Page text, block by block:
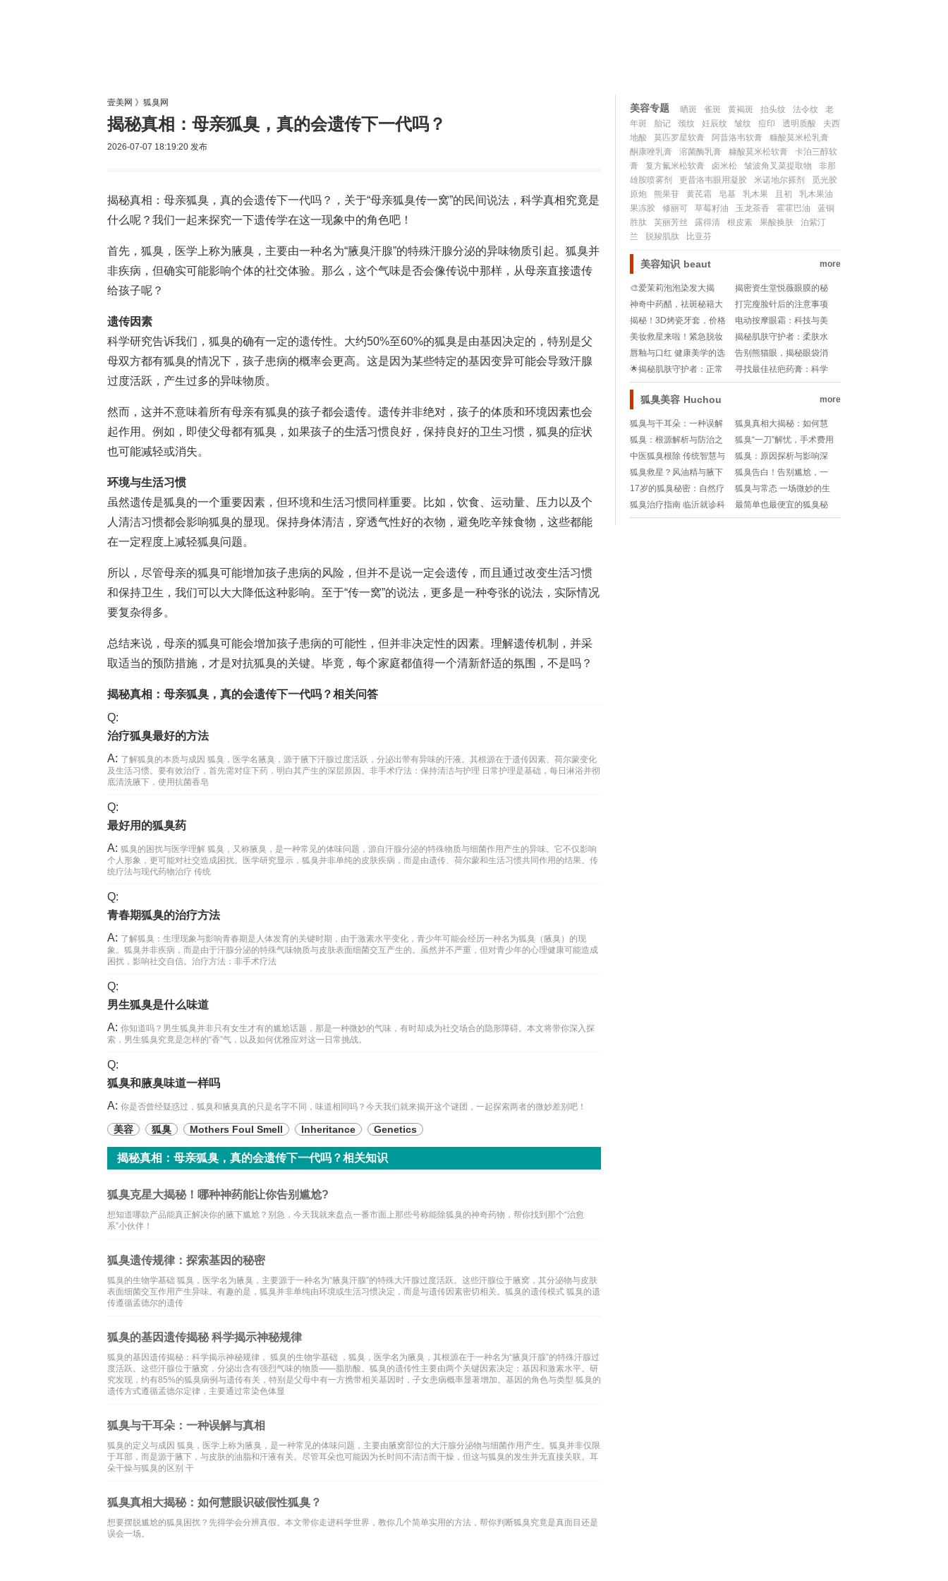
壹美网 》 狐臭网
揭秘真相：母亲狐臭，真的会遗传下一代吗？
2026-07-07 18:19:20 发布
揭秘真相：母亲狐臭，真的会遗传下一代吗？，关于“母亲狐臭传一窝”的民间说法，科学真相究竟是
什么呢？我们一起来探究一下遗传学在这一现象中的角色吧！
首先，狐臭，医学上称为腋臭，主要由一种名为“腋臭汗腺”的特殊汗腺分泌的异味物质引起。狐臭并
非疾病，但确实可能影响个体的社交体验。那么，这个气味是否会像传说中那样，从母亲直接遗传
给孩子呢？
遗传因素
科学研究告诉我们，狐臭的确有一定的遗传性。大约50%至60%的狐臭是由基因决定的，特别是父
母双方都有狐臭的情况下，孩子患病的概率会更高。这是因为某些特定的基因变异可能会导致汗腺
过度活跃，产生过多的异味物质。
然而，这并不意味着所有母亲有狐臭的孩子都会遗传。遗传并非绝对，孩子的体质和环境因素也会
起作用。例如，即使父母都有狐臭，如果孩子的生活习惯良好，保持良好的卫生习惯，狐臭的症状
也可能减轻或消失。
环境与生活习惯
虽然遗传是狐臭的一个重要因素，但环境和生活习惯同样重要。比如，饮食、运动量、压力以及个
人清洁习惯都会影响狐臭的显现。保持身体清洁，穿透气性好的衣物，避免吃辛辣食物，这些都能
在一定程度上减轻狐臭问题。
所以，尽管母亲的狐臭可能增加孩子患病的风险，但并不是说一定会遗传，而且通过改变生活习惯
和保持卫生，我们可以大大降低这种影响。至于“传一窝”的说法，更多是一种夸张的说法，实际情况
要复杂得多。
总结来说，母亲的狐臭可能会增加孩子患病的可能性，但并非决定性的因素。理解遗传机制，并采
取适当的预防措施，才是对抗狐臭的关键。毕竟，每个家庭都值得一个清新舒适的氛围，不是吗？
揭秘真相：母亲狐臭，真的会遗传下一代吗？相关问答
Q:
治疗狐臭最好的方法
A: 了解狐臭的本质与成因 狐臭，医学名腋臭，源于腋下汗腺过度活跃，分泌出带有异味的汗液。其根源在于遗传因素、荷尔蒙变化
及生活习惯。要有效治疗，首先需对症下药，明白其产生的深层原因。非手术疗法：保持清洁与护理 日常护理是基础，每日淋浴并彻
底清洗腋下，使用抗菌香皂
Q:
最好用的狐臭药
A: 狐臭的困扰与医学理解 狐臭，又称腋臭，是一种常见的体味问题，源自汗腺分泌的特殊物质与细菌作用产生的异味。它不仅影响
个人形象，更可能对社交造成困扰。医学研究显示，狐臭并非单纯的皮肤疾病，而是由遗传、荷尔蒙和生活习惯共同作用的结果。传
统疗法与现代药物治疗 传统
Q:
青春期狐臭的治疗方法
A: 了解狐臭：生理现象与影响青春期是人体发育的关键时期，由于激素水平变化，青少年可能会经历一种名为狐臭（腋臭）的现
象。狐臭并非疾病，而是由于汗腺分泌的特殊气味物质与皮肤表面细菌交互产生的。虽然并不严重，但对青少年的心理健康可能造成
困扰，影响社交自信。治疗方法：非手术疗法
Q:
男生狐臭是什么味道
A: 你知道吗？男生狐臭并非只有女生才有的尴尬话题，那是一种微妙的气味，有时却成为社交场合的隐形障碍。本文将带你深入探
索，男生狐臭究竟是怎样的“香”气，以及如何优雅应对这一日常挑战。
Q:
狐臭和腋臭味道一样吗
A: 你是否曾经疑惑过，狐臭和腋臭真的只是名字不同，味道相同吗？今天我们就来揭开这个谜团，一起探索两者的微妙差别吧！
美容 狐臭 Mothers Foul Smell Inheritance Genetics
揭秘真相：母亲狐臭，真的会遗传下一代吗？相关知识
狐臭克星大揭秘！哪种神药能让你告别尴尬?
想知道哪款产品能真正解决你的腋下尴尬？别急，今天我就来盘点一番市面上那些号称能除狐臭的神奇药物，帮你找到那个“治愈
系”小伙伴！
狐臭遗传规律：探索基因的秘密
狐臭的生物学基础 狐臭，医学名为腋臭，主要源于一种名为“腋臭汗腺”的特殊大汗腺过度活跃。这些汗腺位于腋窝，其分泌物与皮肤
表面细菌交互作用产生异味。有趣的是，狐臭并非单纯由环境或生活习惯决定，而是与遗传因素密切相关。狐臭的遗传模式 狐臭的遗
传遵循孟德尔的遗传
狐臭的基因遗传揭秘 科学揭示神秘规律
狐臭的基因遗传揭秘：科学揭示神秘规律， 狐臭的生物学基础 ，狐臭，医学名为腋臭，其根源在于一种名为“腋臭汗腺”的特殊汗腺过
度活跃。这些汗腺位于腋窝，分泌出含有强烈气味的物质——脂肪酸。狐臭的遗传性主要由两个关键因素决定：基因和激素水平。研
究发现，约有85%的狐臭病例与遗传有关，特别是父母中有一方携带相关基因时，子女患病概率显著增加。基因的角色与类型 狐臭的
遗传方式遵循孟德尔定律，主要通过常染色体显
狐臭与干耳朵：一种误解与真相
狐臭的定义与成因 狐臭，医学上称为腋臭，是一种常见的体味问题，主要由腋窝部位的大汗腺分泌物与细菌作用产生。狐臭并非仅限
于耳部，而是源于腋下，与皮肤的油脂和汗液有关。尽管耳朵也可能因为长时间不清洁而干燥，但这与狐臭的发生并无直接关联。耳
朵干燥与狐臭的区别 干
狐臭真相大揭秘：如何慧眼识破假性狐臭？
想要摆脱尴尬的狐臭困扰？先得学会分辨真假。本文带你走进科学世界，教你几个简单实用的方法，帮你判断狐臭究竟是真面目还是
误会一场。
美容专题 晒斑 雀斑 黄褐斑 抬头纹 法令纹
老
年斑
胎记 颈纹 妊辰纹 皱纹 痘印 透明质酸
夫西
地酸
莫匹罗星软膏 阿昔洛韦软膏
糠酸莫米松乳膏
酮康唑乳膏
溶菌酶乳膏 糠酸莫米松软膏
卡泊三醇软
膏
复方氟米松软膏 卤米松 皱波角叉菜提取物
非那
雄胺喷雾剂
更昔洛韦眼用凝胶 米诺地尔搽剂
觅光胶
原炮
熊果苷 黄芪霜 皂基 乳木果 且初
乳木果油
果冻胶
修丽可 草莓籽油 玉龙茶香 霍霍巴油
蓝铜
胜肽
芙丽芳丝 露得清 根皮素 果酸换肤
泊紫汀
兰
脱羧肌肽 比亚芬
美容知识 beaut more
🎨爱茉莉泡泡染发大揭
秘！轻松变身彩虹女孩✨
揭密资生堂悦薇眼膜的秘
密：用后还需卸除吗？💧
👀
神奇中药醋，祛斑秘籍大
揭秘！醋里藏玄机，肌肤
焕新生！
打完瘦脸针后的注意事项
与禁忌
揭秘！3D烤瓷牙套，价格
背后的科技秘密💰🔍
电动按摩眼霜：科技与美
容的完美邂逅!
美妆救星来啦！紧急脱妆
补救大法💄!
揭秘肌肤守护者：柔肤水
执行标准号背后的故事!
唇釉与口红 健康美学的选
择之争
告别熊猫眼，揭秘眼袋消
失大法！眼袋去除, 最有效
方法, 图片揭秘
🌟揭秘肌肤守护者：正常
痣VS黑色素瘤，你真的分
得清吗？🔍
寻找最佳祛疤药膏：科学
验证与用户口碑的双重考
狐臭美容 Huchou more
狐臭与干耳朵：一种误解
与真相
狐臭真相大揭秘：如何慧
眼识破假性狐臭？
狐臭：根源解析与防治之
道
狐臭“一刀”解忧，手术费用
大揭秘🔍💰
中医狐臭根除 传统智慧与
现代疗法的交融
狐臭：原因探析与影响深
度解读
狐臭救星？风油精与腋下
异味的不解之缘揭秘！
狐臭告白！告别尴尬，一
招教你彻底告别复发的秘
密武器!
17岁的狐臭秘密：自然疗
法与时间的力量
狐臭与常态 一场微妙的生
理与心理探讨
狐臭治疗指南 临沂就诊科
室推荐
最简单也最便宜的狐臭秘
方：自然疗法与生活调整